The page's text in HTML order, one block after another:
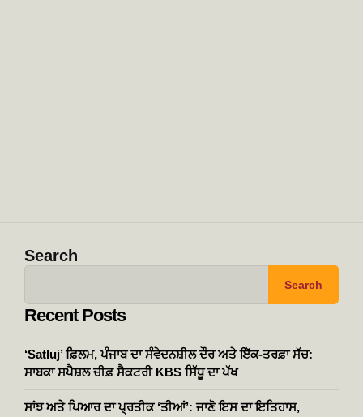
Search
Search
Recent Posts
‘Satluj’ ਫ਼ਿਲਮ, ਪੰਜਾਬ ਦਾ ਸੰਵੇਦਨਸ਼ੀਲ ਦੌਰ ਅਤੇ ਇੱਕ-ਤਰਫ਼ਾ ਸੱਚ:
ਸਾਬਕਾ ਸਪੈਸ਼ਲ ਚੀਫ਼ ਸੈਕਟਰੀ KBS ਸਿੱਧੂ ਦਾ ਪੱਖ
ਸਾਂਝ ਅਤੇ ਪਿਆਰ ਦਾ ਪ੍ਰਤੀਕ ‘ਤੀਆਂ’: ਜਾਣੋ ਇਸ ਦਾ ਇਤਿਹਾਸ,